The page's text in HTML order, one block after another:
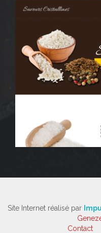
Site Internet réalisé par
Contact